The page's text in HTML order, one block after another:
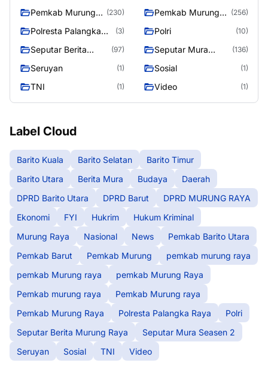
Pemkab Murung
(230)
Pemkab Murung
(256)
Polresta Palangka
(3) Polri (10)
Seputar Berita
(97)
Seputar Mura
(136)
Seruyan (1) Sosial (1)
TNI (1) Video (1)
Label Cloud
Barito Kuala Barito Selatan
Barito Timur
Barito Utara
Berita Mura Budaya
Daerah
DPRD Barito Utara
DPRD Barut
DPRD MURUNG RAYA
Ekonomi
FYI Hukrim
Hukum Kriminal
Murung Raya
Nasional News
Pemkab Barito Utara
Pemkab Barut
Pemkab Murung
pemkab murung raya
pemkab Murung raya
pemkab Murung Raya
Pemkab murung raya
Pemkab Murung raya
Pemkab Murung Raya
Polresta Palangka Raya
Polri
Seputar Berita Murung Raya
Seputar Mura Seasen 2
Seruyan
Sosial TNI Video